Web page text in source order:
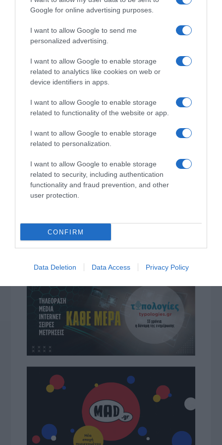
Google for online advertising purposes.
I want to allow Google to send me
personalized advertising.
I want to allow Google to enable storage
related to analytics like cookies on web or
device identifiers in apps.
I want to allow Google to enable storage
related to functionality of the website or app.
I want to allow Google to enable storage
related to personalization.
I want to allow Google to enable storage
related to security, including authentication
functionality and fraud prevention, and other
user protection.
CONFIRM
Data Deletion Data Access Privacy Policy